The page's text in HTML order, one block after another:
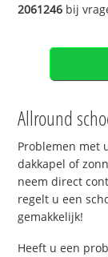
2061246 bij
Allround
Problemen met
dakkapel of
neem direct
regelt u een
gemakkelijk!
Heeft u een